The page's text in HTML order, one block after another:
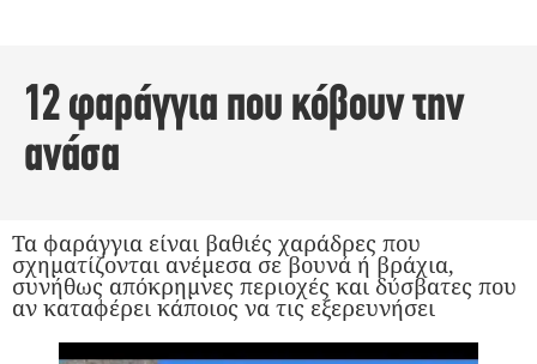
12 φαράγγια που κόβουν την
ανάσα
Τα φαράγγια είναι βαθιές χαράδρες που
σχηματίζονται ανέμεσα σε βουνά ή βράχια,
συνήθως απόκρημνες περιοχές και δύσβατες που
αν καταφέρει κάποιος να τις εξερευνήσει